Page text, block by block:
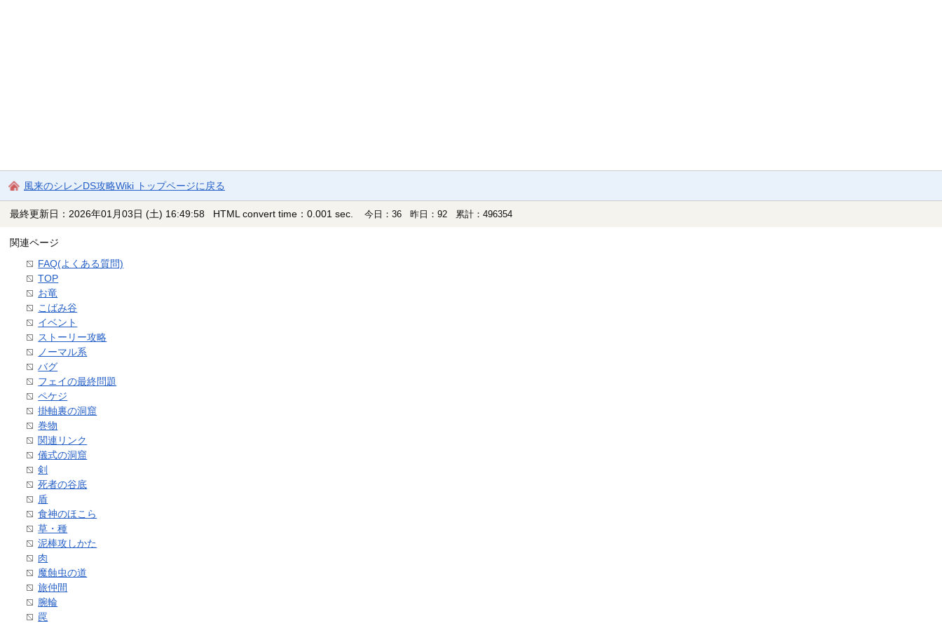
風来のシレンDS攻略Wiki トップページに戻る
最終更新日：2026年01月03日 (土) 16:49:58 HTML convert time：0.001 sec. 今日：36 昨日：92 累計：496354
関連ページ
FAQ(よくある質問)
TOP
お竜
こばみ谷
イベント
ストーリー攻略
ノーマル系
バグ
フェイの最終問題
ペケジ
掛軸裏の洞窟
巻物
関連リンク
儀式の洞窟
剣
死者の谷底
盾
食神のほこら
草・種
泥棒攻しかた
肉
魔蝕虫の道
旅仲間
腕輪
罠